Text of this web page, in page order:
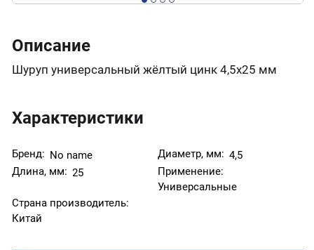
Описание
Шуруп универсальный жёлтый цинк 4,5х25 мм
Характеристики
Бренд: No name Диаметр, мм: 4,5
Длина, мм: 25
Применение:
Универсальные
Страна производитель:
Китай